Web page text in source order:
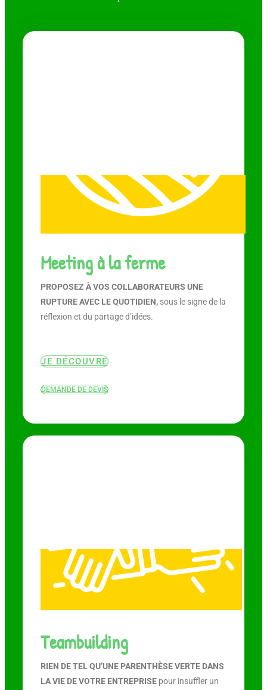
Meeting à la ferme
PROPOSEZ À VOS COLLABORATEURS UNE
RUPTURE AVEC LE QUOTIDIEN, sous le signe de la
réflexion et du partage d’idées.
JE DÉCOUVRE
DEMANDE DE DEVIS
Teambuilding
RIEN DE TEL QU’UNE PARENTHÈSE VERTE DANS
LA VIE DE VOTRE ENTREPRISE pour insuffler un